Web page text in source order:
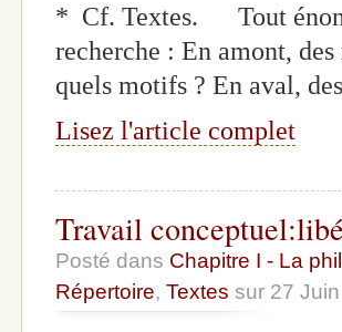
* Cf. Textes. Tout
recherche : En amont,
quels motifs ? En aval,
Lisez l'article complet
Travail
Posté dans Chapitre I - La
Répertoire, Textes sur 27